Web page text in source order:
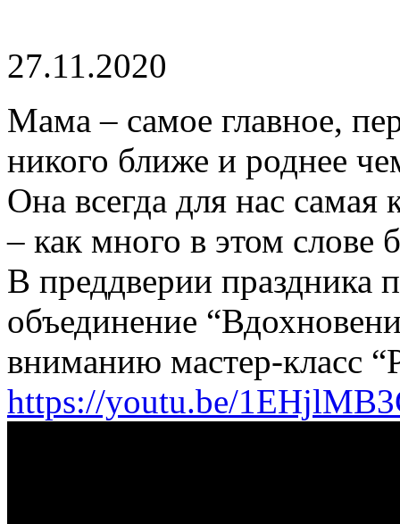
27.11.2020
Мама – самое главное,
никого ближе и роднее
Она всегда для нас
– как много в этом слове
В преддверии праздника
объединение
вниманию мастер-класс
https://youtu.be/